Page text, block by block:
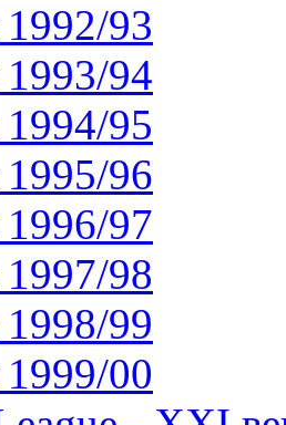
93
94
95
96
97
98
99
00